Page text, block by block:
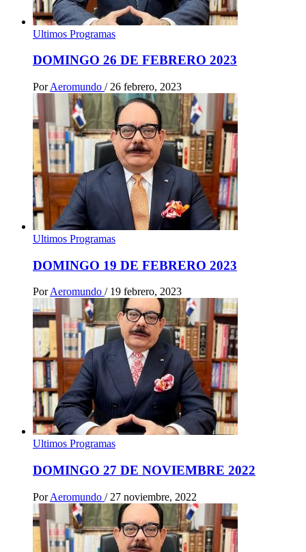
Ultimos Programas
DOMINGO 26 DE FEBRERO 2023
Por Aeromundo / 26 febrero, 2023
Ultimos Programas
DOMINGO 19 DE FEBRERO 2023
PorAeromundo / 19 febrero, 2023
Ultimos Programas
DOMINGO 27 DE NOVIEMBRE 2022
Por Aeromundo / 27 noviembre, 2022